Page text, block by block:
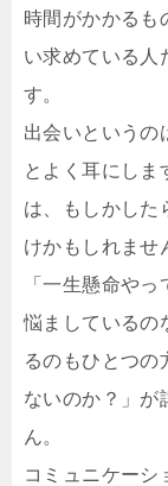
時間がかかるも
い求めている人
す。
出会いというの
とよく耳にしま
は、もしかした
けかもしれませ
「一生懸命や
悩ましているの
るのもひとつの
ないのか？」が
ん。
コミュニケーシ